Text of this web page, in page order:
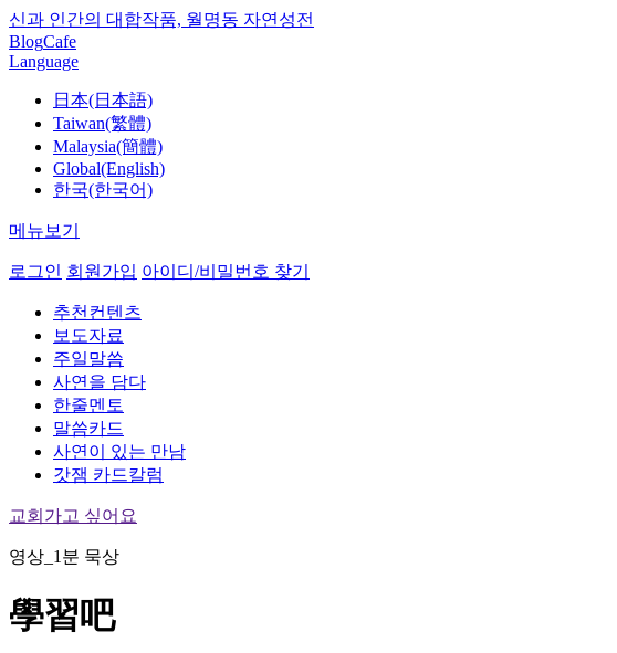
신과 인간의 대합작품, 월명동 자연성전
BlogCafe
Language
日本(日本語)
Taiwan(繁體)
Malaysia(簡體)
Global(English)
한국(한국어)
메뉴보기
로그인 회원가입 아이디/비밀번호 찾기
추천컨텐츠
보도자료
주일말씀
사연을 담다
한줄멘토
말씀카드
사연이 있는 만남
갓잼 카드칼럼
교회가고 싶어요
영상_1분 묵상
學習吧